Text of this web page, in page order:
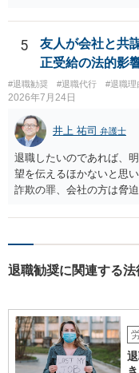
5
友人が会社と共
正受給の法的影
#退職勧奨 #退職代行 #退職理
2026年7月24日
井上 祐司 弁護士
退職したいのであれば、
望を伝えるほかないと思
詐欺の罪、会社の方は脅
うかはケースバイケース
退職勧奨に関連する